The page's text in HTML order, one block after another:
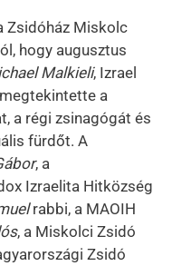
Zsidóház Miskolc
hogy augusztus
Malkieli, Izrael
a
a régi zsinagógát és
fürdőt. A
, a
Izraelita Hitközség
rabbi, a MAOIH
, a Miskolci Zsidó
Zsidó